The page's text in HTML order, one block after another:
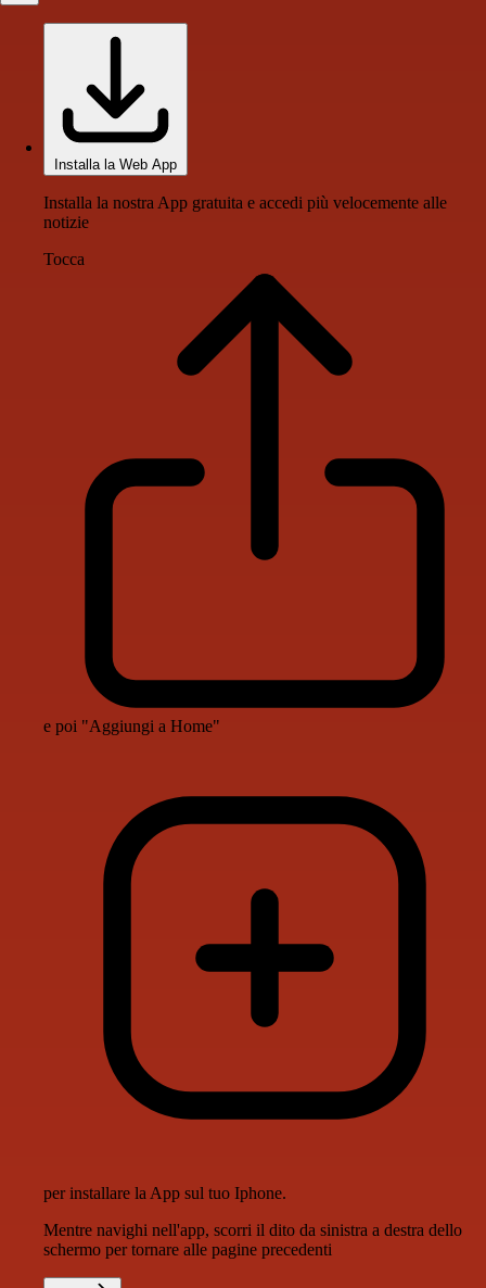
Installa la Web App
Installa la nostra App gratuita e accedi più velocemente alle
notizie
Tocca
e poi "Aggiungi a Home"
per installare la App sul tuo Iphone.
Mentre navighi nell'app, scorri il dito da sinistra a destra dello
schermo per tornare alle pagine precedenti